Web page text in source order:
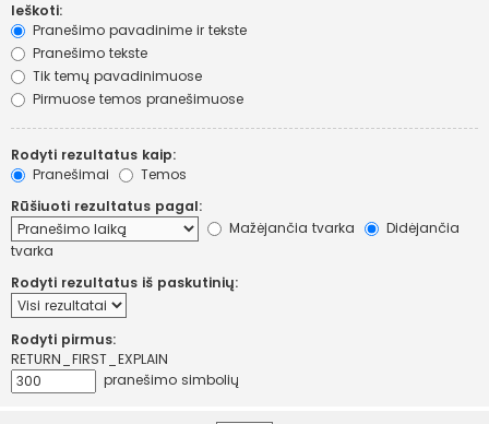
Ieškoti:
Pranešimo pavadinime ir tekste
Pranešimo tekste
Tik temų pavadinimuose
Pirmuose temos pranešimuose
Rodyti rezultatus kaip:
Pranešimai
Temos
Rūšiuoti rezultatus pagal:
Mažėjančia tvarka
Didėjančia
tvarka
Rodyti rezultatus iš paskutinių:
Rodyti pirmus:
RETURN_FIRST_EXPLAIN
pranešimo simbolių